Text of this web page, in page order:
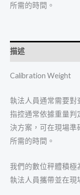
所需的時間。
描述
Calibration Weight
執法人員通常需要對
指控通常依據重量判
決方案，可在現場
所需的時間。
我們的數位秤體積極
執法人員攜帶並在現